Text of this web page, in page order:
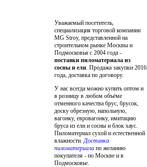
Уважаемый посетитель,
специализация торговой компании
MG Stroy, представленной на
строительном рынке Москвы и
Подмосковья с 2004 года -
поставки пиломатериала из
сосны и ели. Продажа закупки 2016
года, доставка по договору.
У нас всегда можно купить оптом и
в розницу в любом объёме
отменного качества брус, брусок,
доску обрезную, напольную,
вагонку, евровагонку, имитацию
бруса из ели и сосны и блок хаус.
Пиломатериал сухой и естественной
влажности.Доставка
пиломатериала по желанию
покупателя - по Москве и в
Подмосковье.